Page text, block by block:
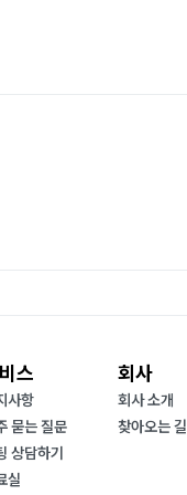
스
사항
묻는 질문
상담하기
실
회사
회사 소개
찾아오는 길